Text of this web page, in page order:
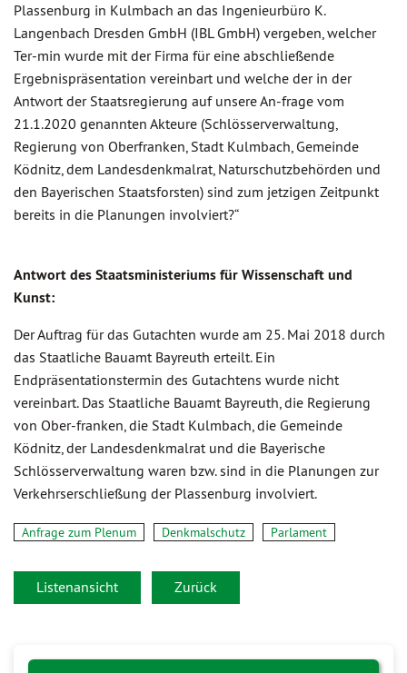
Plassenburg in Kulmbach an das Ingenieurbüro K.
Langenbach Dresden GmbH (IBL GmbH) vergeben, welcher
Ter-min wurde mit der Firma für eine abschließende
Ergebnispräsentation vereinbart und welche der in der
Antwort der Staatsregierung auf unsere An-frage vom
21.1.2020 genannten Akteure (Schlösserverwaltung,
Regierung von Oberfranken, Stadt Kulmbach, Gemeinde
Ködnitz, dem Landesdenkmalrat, Naturschutzbehörden und
den Bayerischen Staatsforsten) sind zum jetzigen Zeitpunkt
bereits in die Planungen involviert?“
Antwort des Staatsministeriums für Wissenschaft und
Kunst:
Der Auftrag für das Gutachten wurde am 25. Mai 2018 durch
das Staatliche Bauamt Bayreuth erteilt. Ein
Endpräsentationstermin des Gutachtens wurde nicht
vereinbart. Das Staatliche Bauamt Bayreuth, die Regierung
von Ober-franken, die Stadt Kulmbach, die Gemeinde
Ködnitz, der Landesdenkmalrat und die Bayerische
Schlösserverwaltung waren bzw. sind in die Planungen zur
Verkehrserschließung der Plassenburg involviert.
Anfrage zum Plenum Denkmalschutz Parlament
Listenansicht Zurück